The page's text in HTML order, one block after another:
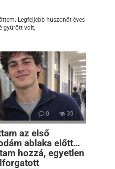
Legfeljebb huszonöt éves
gyűrött volt,
0 39
az első
ablaka előtt…
hozzá, egyetlen